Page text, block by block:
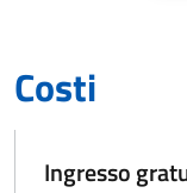
Costi
Ingresso